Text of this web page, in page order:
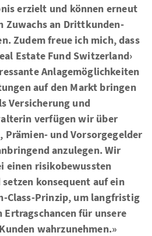
erzielt und können erneut
Zuwachs an Drittkunden-
Zudem freue ich mich, dass
Estate Fund Switzerland›
Anlagemöglichkeiten
auf den Markt bringen
Versicherung und
verfügen wir über
Prämien- und Vorsorgegelder
anzulegen. Wir
einen risikobewussten
konsequent auf ein
Class-Prinzip, um langfristig
für unsere
wahrzunehmen.»